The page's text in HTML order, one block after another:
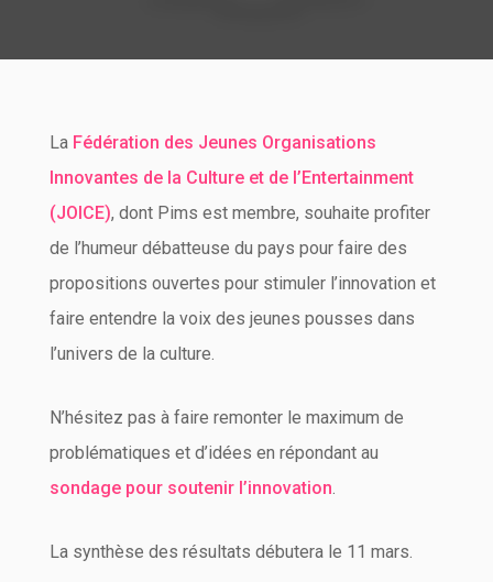
La Fédération des Jeunes Organisations
Innovantes de la Culture et de l’Entertainment
(JOICE), dont Pims est membre, souhaite profiter
de l’humeur débatteuse du pays pour faire des
propositions ouvertes pour stimuler l’innovation et
faire entendre la voix des jeunes pousses dans
l’univers de la culture.
N’hésitez pas à faire remonter le maximum de
problématiques et d’idées en répondant au
sondage pour soutenir l’innovation.
La synthèse des résultats débutera le 11 mars.